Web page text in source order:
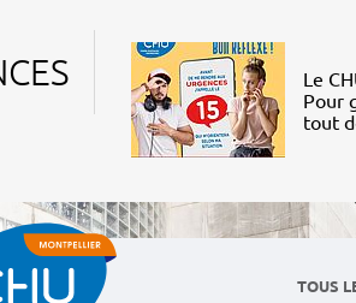
Le
Pour
tout
TOUS